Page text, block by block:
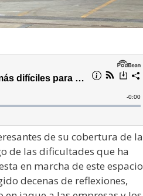
de su cobertura de la
de las dificultades que ha
en marcha de este espacio
decenas de reflexiones,